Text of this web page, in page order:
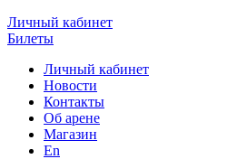
Личный кабинет
Билеты
Личный кабинет
Новости
Контакты
Об арене
Магазин
En